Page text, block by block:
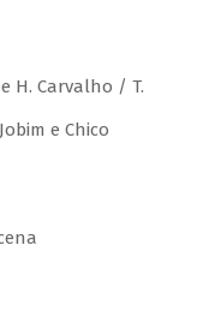
H. Carvalho / T.
e Chico